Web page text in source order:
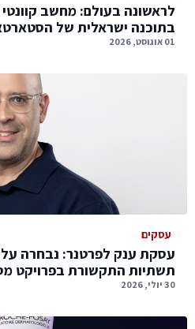
בתוכנה ישראלית של
01 אוגוסט, 2026
עסקים
עסקת ענק לפרטנר: נבחרה
תשתיות התקשורת בפרויקט
30 יולי, 2026